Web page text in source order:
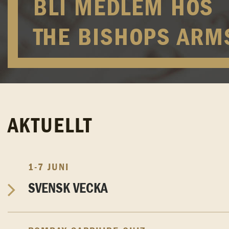
BLI MEDLEM HOS
THE BISHOPS
AKTUELLT
1-7 JUNI
SVENSK VECKA